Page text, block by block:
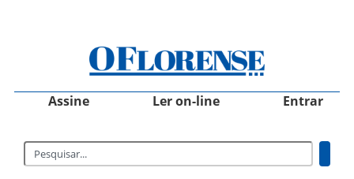
Assine Ler on-line Entrar